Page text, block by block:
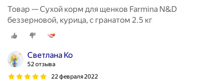
Товар — Сухой корм для щенков Farmina N&D
беззерновой, курица, с гранатом 2.5 кг
Светлана Ко
52 отзыва
22 февраля 2022